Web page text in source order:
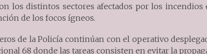
los distintos sectores afectados por los incendios
de los focos ígneos.
de la Policía continúan con el operativo
68 donde las tareas consisten en evitar la